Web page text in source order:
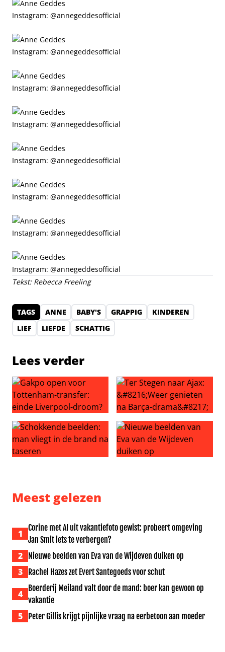
Instagram: @annegeddesofficial
Instagram: @annegeddesofficial
Instagram: @annegeddesofficial
Instagram: @annegeddesofficial
Instagram: @annegeddesofficial
Instagram: @annegeddesofficial
Instagram: @annegeddesofficial
Instagram: @annegeddesofficial
Tekst: Rebecca Freeling
TAGS ANNE BABY'S GRAPPIG
KINDEREN
LIEF
LIEFDE SCHATTIG
Lees verder
Gakpo open voor Tottenham-transfer: einde Liverpool-
Ter Stegen naar Ajax:
Meest gelezen
1
Corine met AI uit vakantiefoto gewist: probeert omgeving
Jan Smit iets te verbergen?
2 Nieuwe beelden van Eva van de Wijdeven duiken op
3 Rachel Hazes zet Evert Santegoeds voor schut
4
Boerderij Meiland valt door de mand: boer kan gewoon op
vakantie
5 Peter Gillis krijgt pijnlijke vraag na eerbetoon aan moeder